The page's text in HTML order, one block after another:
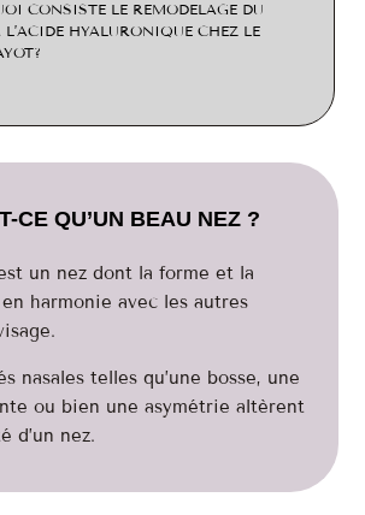
CONSISTE LE REMODELAGE DU
L’ACIDE HYALURONIQUE CHEZ LE
CE QU’UN BEAU NEZ ?
un nez dont la forme et la
harmonie avec les autres
nasales telles qu’une bosse, une
ou bien une asymétrie altèrent
d’un nez.